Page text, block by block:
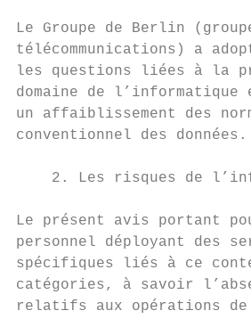
Le Groupe de Berlin
télécommunications) a
les questions liées à la
domaine de
un affaiblissement des
conventionnel des données.
2. Les risques de
Le présent avis portant
personnel déployant des
spécifiques liés à ce
catégories, à savoir
relatifs aux opérations de